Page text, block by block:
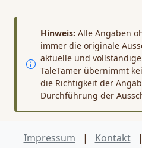
Hinweis: Alle Angaben
immer die originale
aktuelle und
TaleTamer übernimmt
die Richtigkeit der
Durchführung der
Impressum | Kontakt |